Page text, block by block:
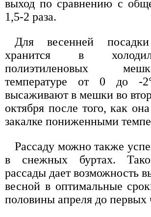
выход по сравнению с
1,5-2 раза.
Для весенней
хранится в
полиэтиленовых
температуре от 0 до -
высаживают в мешки во
октября после того, как
закалке пониженными
Рассаду можно также
в снежных буртах.
рассады дает возможность
весной в оптимальные
половины апреля до первых